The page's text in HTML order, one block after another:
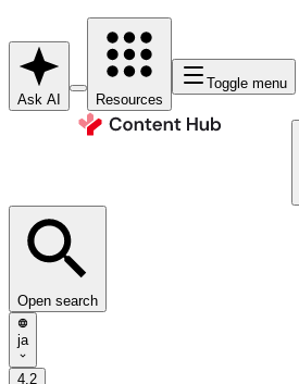
Ask AI Resources
Toggle menu
Open search
ja
4.2